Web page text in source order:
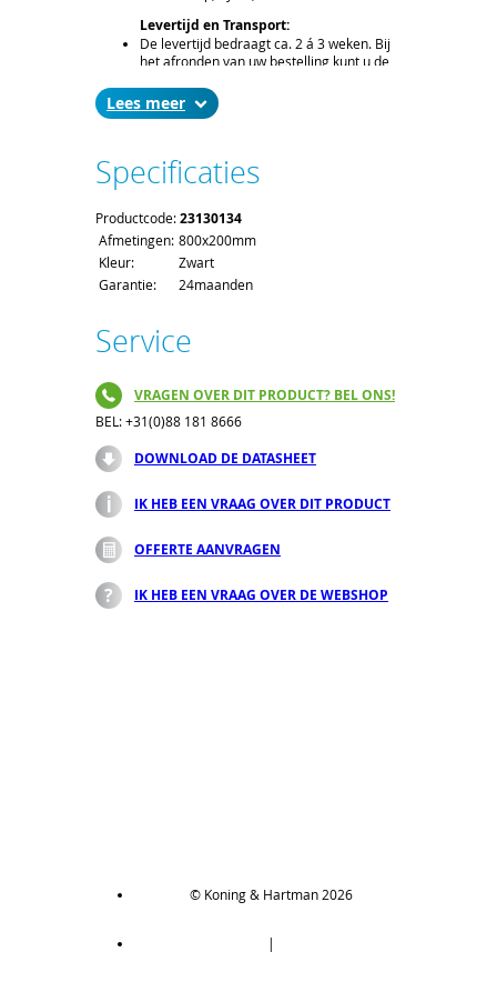
Levertijd en Transport:
De levertijd bedraagt ca. 2 á 3 weken. Bij
het afronden van uw bestelling kunt u de
Voor het afleveren van een borstelstrip
gelden de standaard order- en
Lees
Specificaties
Productcode:23130134
Afmetingen: 800x200mm
Kleur:
Zwart
Garantie:
24maanden
Service
VRAGEN OVER DIT PRODUCT? BEL ONS!
BEL: +31(0)88 181 8666
DOWNLOAD DE DATASHEET
IK HEB EEN VRAAG OVER DIT PRODUCT
OFFERTE AANVRAGEN
IK HEB EEN VRAAG OVER DE WEBSHOP
© Koning & Hartman 2026
|